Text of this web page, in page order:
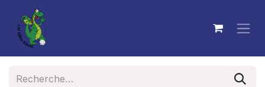
Se rendre au contenu